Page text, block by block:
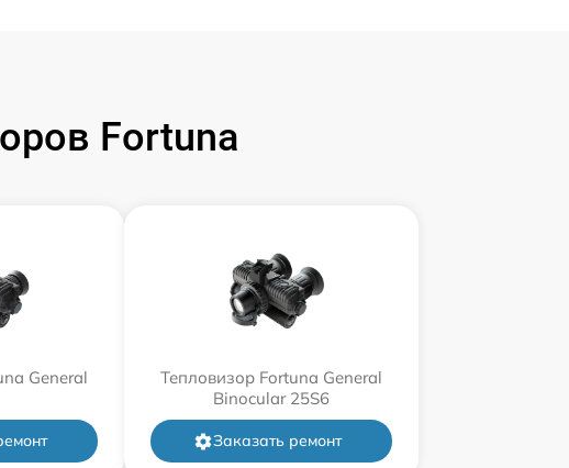
Fortuna
General
Тепловизор Fortuna General
Binocular 25S6
Заказать ремонт